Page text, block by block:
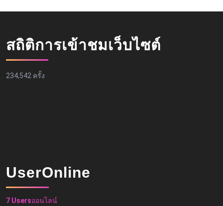
สถิติการเข้าชมเว็บไซต์
234,542 ครั้ง
UserOnline
7 Usersออนไลน์